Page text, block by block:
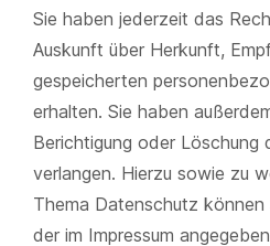
Sie haben jederzeit das
Auskunft über Herkunft,
gespeicherten
erhalten. Sie haben
Berichtigung oder Löschung
verlangen. Hierzu sowie zu
Thema Datenschutz
der im Impressum